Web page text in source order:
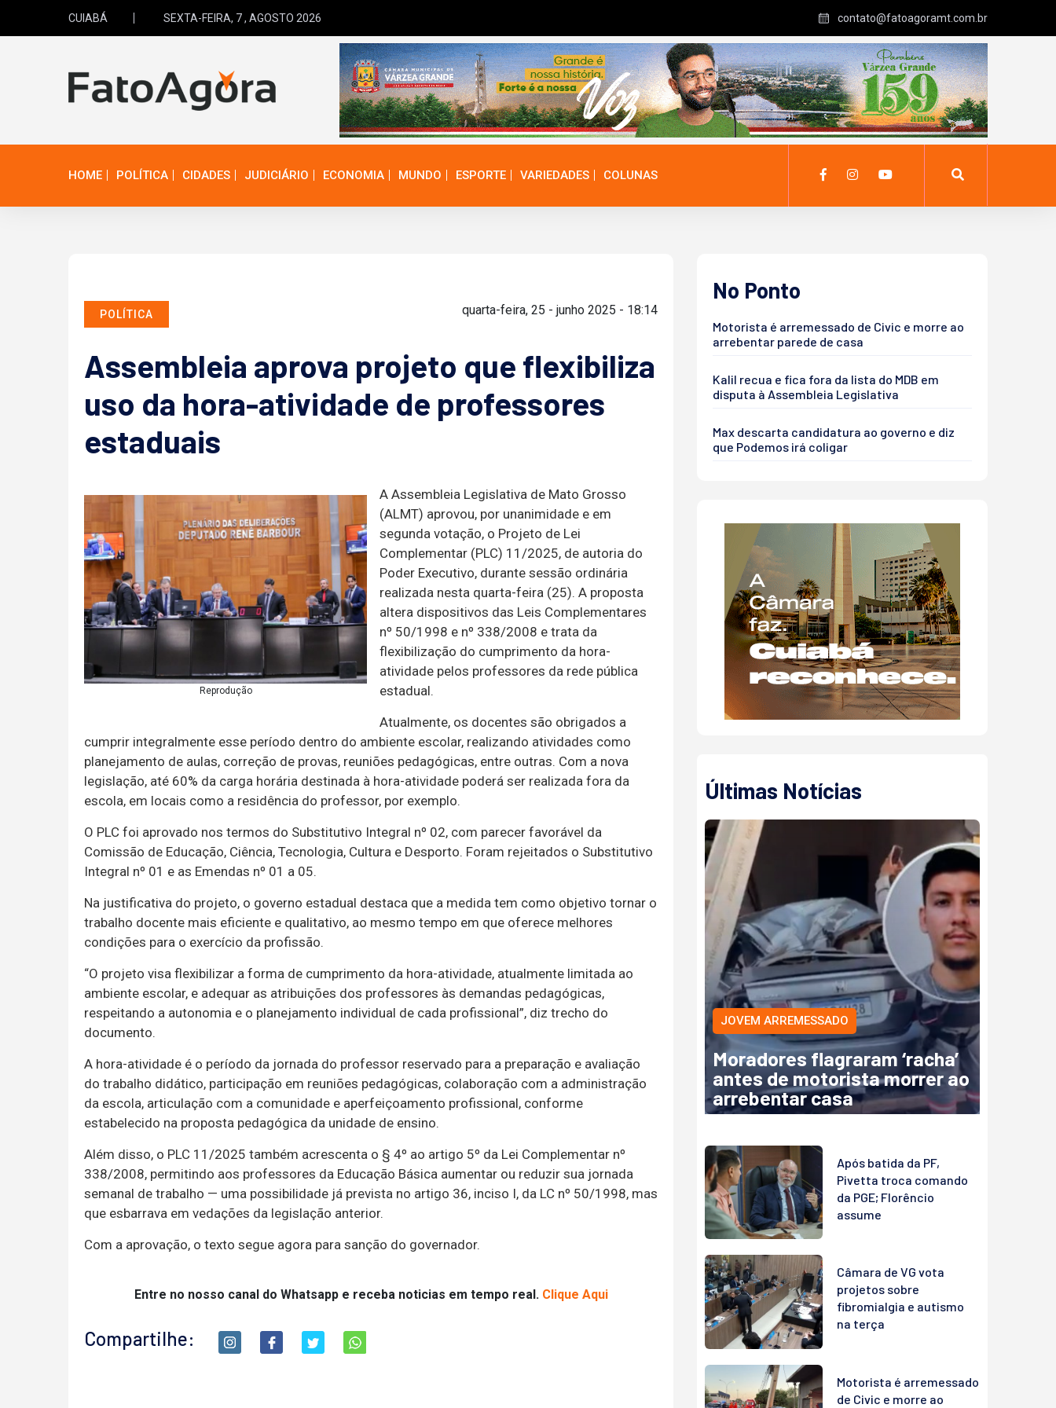
CUIABÁ SEXTA-FEIRA, 7 , AGOSTO 2026 contato@fatoagoramt.com.br
HOME POLÍTICA CIDADES JUDICIÁRIO ECONOMIA MUNDO ESPORTE VARIEDADES COLUNAS
POLÍTICA quarta-feira, 25 - junho 2025 - 18:14
Assembleia aprova projeto que flexibiliza
uso da hora-atividade de professores
estaduais
Reprodução
A Assembleia Legislativa de Mato Grosso
(ALMT) aprovou, por unanimidade e em
segunda votação, o Projeto de Lei
Complementar (PLC) 11/2025, de autoria do
Poder Executivo, durante sessão ordinária
realizada nesta quarta-feira (25). A proposta
altera dispositivos das Leis Complementares
nº 50/1998 e nº 338/2008 e trata da
flexibilização do cumprimento da hora-
atividade pelos professores da rede pública
estadual.
Atualmente, os docentes são obrigados a
cumprir integralmente esse período dentro do ambiente escolar, realizando atividades como
planejamento de aulas, correção de provas, reuniões pedagógicas, entre outras. Com a nova
legislação, até 60% da carga horária destinada à hora-atividade poderá ser realizada fora da
escola, em locais como a residência do professor, por exemplo.
O PLC foi aprovado nos termos do Substitutivo Integral nº 02, com parecer favorável da
Comissão de Educação, Ciência, Tecnologia, Cultura e Desporto. Foram rejeitados o Substitutivo
Integral nº 01 e as Emendas nº 01 a 05.
Na justificativa do projeto, o governo estadual destaca que a medida tem como objetivo tornar o
trabalho docente mais eficiente e qualitativo, ao mesmo tempo em que oferece melhores
condições para o exercício da profissão.
“O projeto visa flexibilizar a forma de cumprimento da hora-atividade, atualmente limitada ao
ambiente escolar, e adequar as atribuições dos professores às demandas pedagógicas,
respeitando a autonomia e o planejamento individual de cada profissional”, diz trecho do
documento.
A hora-atividade é o período da jornada do professor reservado para a preparação e avaliação
do trabalho didático, participação em reuniões pedagógicas, colaboração com a administração
da escola, articulação com a comunidade e aperfeiçoamento profissional, conforme
estabelecido na proposta pedagógica da unidade de ensino.
Além disso, o PLC 11/2025 também acrescenta o § 4º ao artigo 5º da Lei Complementar nº
338/2008, permitindo aos professores da Educação Básica aumentar ou reduzir sua jornada
semanal de trabalho — uma possibilidade já prevista no artigo 36, inciso I, da LC nº 50/1998, mas
que esbarrava em vedações da legislação anterior.
Com a aprovação, o texto segue agora para sanção do governador.
Entre no nosso canal do Whatsapp e receba noticias em tempo real. Clique Aqui
Compartilhe:
No Ponto
Motorista é arremessado de Civic e morre ao
arrebentar parede de casa
Kalil recua e fica fora da lista do MDB em
disputa à Assembleia Legislativa
Max descarta candidatura ao governo e diz
que Podemos irá coligar
Últimas Notícias
JOVEM ARREMESSADO
Moradores flagraram ‘racha’
antes de motorista morrer ao
arrebentar casa
Após batida da PF,
Pivetta troca comando
da PGE; Florêncio
assume
Câmara de VG vota
projetos sobre
fibromialgia e autismo
na terça
Motorista é arremessado
de Civic e morre ao